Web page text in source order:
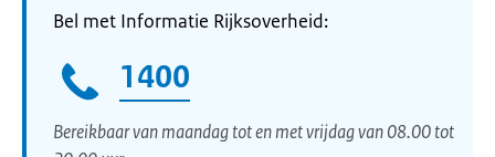
Bel met Informatie Rijksoverheid:
1400
Bereikbaar van maandag tot en met vrijdag van 08.00 tot